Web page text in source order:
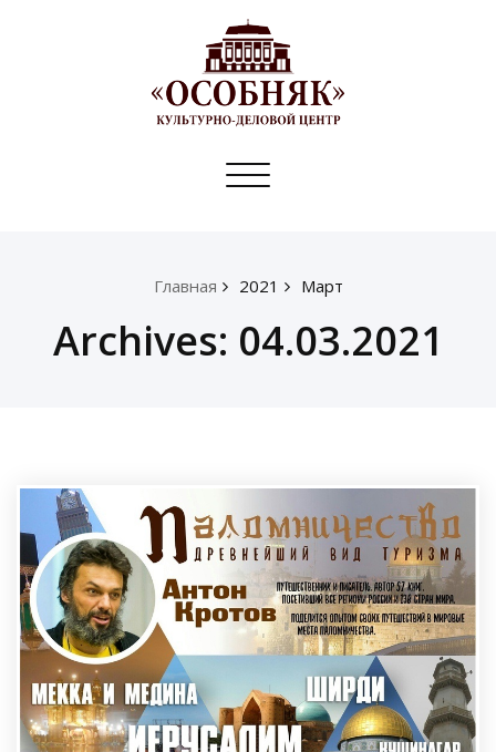
Toggle
Главная 2021 Март
Archives: 04.03.2021